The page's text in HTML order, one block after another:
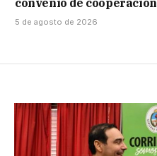
convenio de cooperación
5 de agosto de 2026